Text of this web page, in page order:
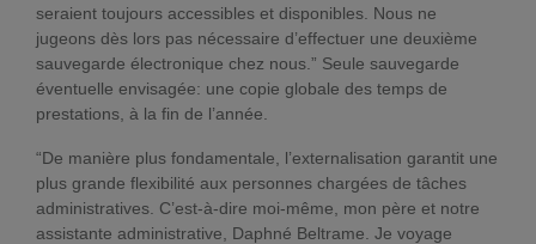
seraient toujours accessibles et disponibles. Nous ne
jugeons dès lors pas nécessaire d’effectuer une deuxième
sauvegarde électronique chez nous.” Seule sauvegarde
éventuelle envisagée: une copie globale des temps de
prestations, à la fin de l’année.
“De manière plus fondamentale, l’externalisation garantit une
plus grande flexibilité aux personnes chargées de tâches
administratives. C’est-à-dire moi-même, mon père et notre
assistante administrative, Daphné Beltrame. Je voyage